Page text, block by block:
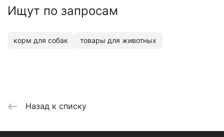
Ищут по запросам
корм для собак товары для животных
Назад к списку